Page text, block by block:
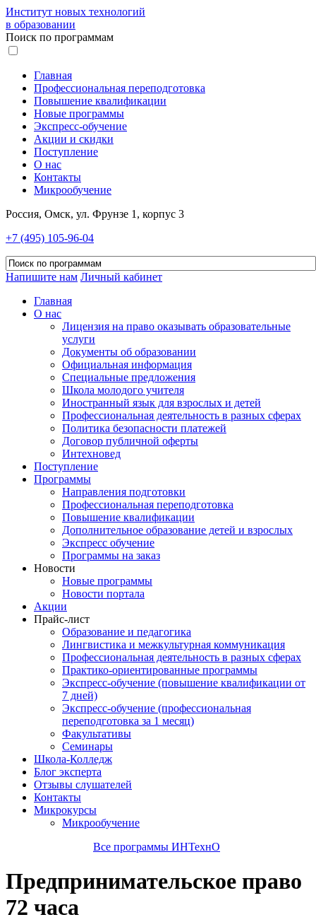
Институт новых технологий
в образовании
Поиск по программам
Главная
Профессиональная переподготовка
Повышение квалификации
Новые программы
Экспресс-обучение
Акции и скидки
Поступление
О нас
Контакты
Микрообучение
Россия, Омск, ул. Фрунзе 1, корпус 3
+7 (495) 105-96-04
Напишите нам Личный кабинет
Главная
О нас
Лицензия на право оказывать образовательные
услуги
Документы об образовании
Официальная информация
Специальные предложения
Школа молодого учителя
Иностранный язык для взрослых и детей
Профессиональная деятельность в разных сферах
Политика безопасности платежей
Договор публичной оферты
Интехновед
Поступление
Программы
Направления подготовки
Профессиональная переподготовка
Повышение квалификации
Дополнительное образование детей и взрослых
Экспресс обучение
Программы на заказ
Новости
Новые программы
Новости портала
Акции
Прайс-лист
Образование и педагогика
Лингвистика и межкультурная коммуникация
Профессиональная деятельность в разных сферах
Практико-ориентированные программы
Экспресс-обучение (повышение квалификации от
7 дней)
Экспресс-обучение (профессиональная
переподготовка за 1 месяц)
Факультативы
Семинары
Школа-Колледж
Блог эксперта
Отзывы слушателей
Контакты
Микрокурсы
Микрообучение
Все программы ИНТехнО
Предпринимательское право
72 часа